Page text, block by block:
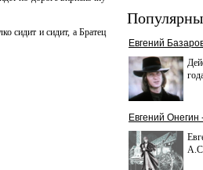
сидит и сидит, а Братец
Евгений
Евгений Онегин